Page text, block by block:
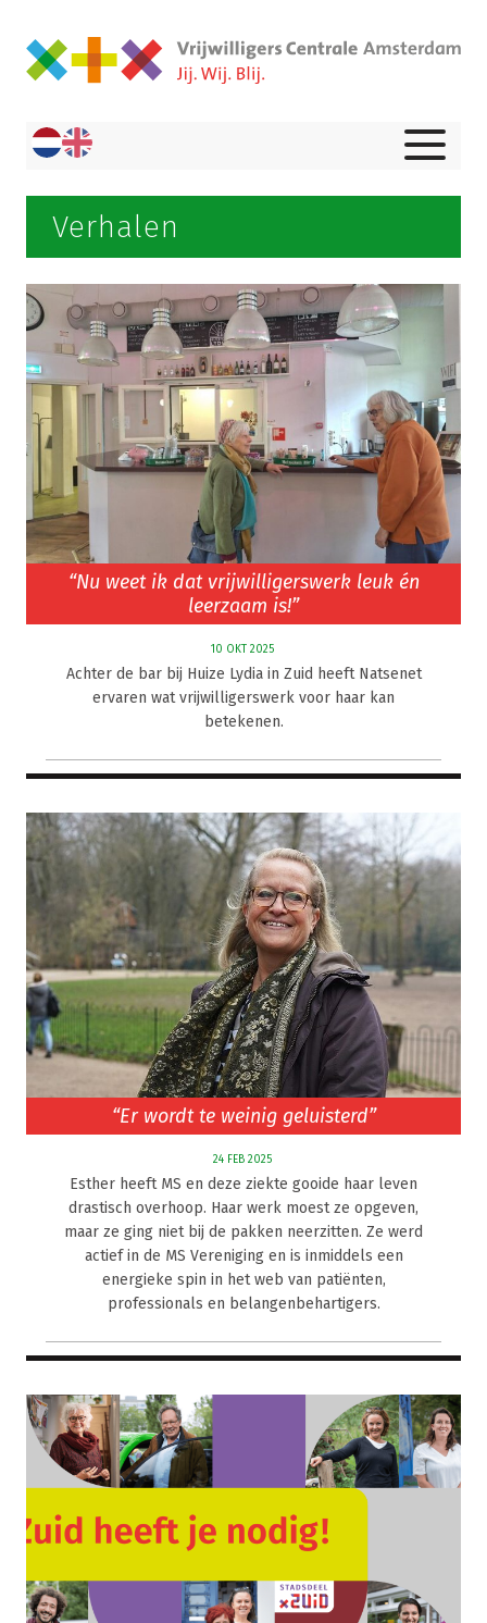
Verhalen
“Nu weet ik dat vrijwilligerswerk leuk én
leerzaam is!”
10 OKT 2025
Achter de bar bij Huize Lydia in Zuid heeft Natsenet
ervaren wat vrijwilligerswerk voor haar kan
betekenen.
“Er wordt te weinig geluisterd”
24 FEB 2025
Esther heeft MS en deze ziekte gooide haar leven
drastisch overhoop. Haar werk moest ze opgeven,
maar ze ging niet bij de pakken neerzitten. Ze werd
actief in de MS Vereniging en is inmiddels een
energieke spin in het web van patiënten,
professionals en belangenbehartigers.